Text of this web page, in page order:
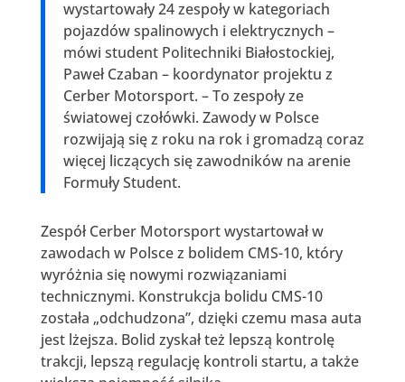
wystartowały 24 zespoły w kategoriach
pojazdów spalinowych i elektrycznych –
mówi student Politechniki Białostockiej,
Paweł Czaban – koordynator projektu z
Cerber Motorsport. – To zespoły ze
światowej czołówki. Zawody w Polsce
rozwijają się z roku na rok i gromadzą coraz
więcej liczących się zawodników na arenie
Formuły Student.
Zespół Cerber Motorsport wystartował w
zawodach w Polsce z bolidem CMS-10, który
wyróżnia się nowymi rozwiązaniami
technicznymi. Konstrukcja bolidu CMS-10
została „odchudzona”, dzięki czemu masa auta
jest lżejsza. Bolid zyskał też lepszą kontrolę
trakcji, lepszą regulację kontroli startu, a także